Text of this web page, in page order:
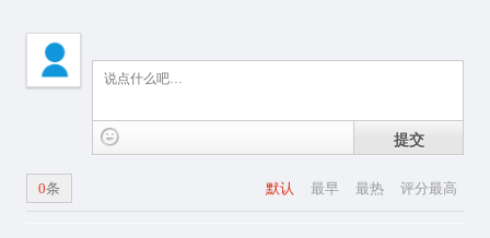
提交
默认 最早 最热 评分最高
0条